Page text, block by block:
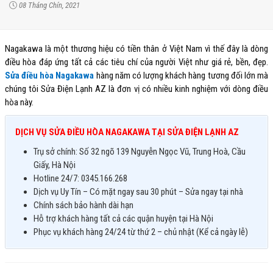
08 Tháng Chín, 2021
Nagakawa là một thương hiệu có tiền thân ở Việt Nam vì thế đây là dòng
điều hòa đáp ứng tất cả các tiêu chí của người Việt như giá rẻ, bền, đẹp.
Sửa điều hòa Nagakawa hàng năm có lượng khách hàng tương đối lớn mà
chúng tôi Sửa Điện Lạnh AZ là đơn vị có nhiều kinh nghiệm với dòng điều
hòa này.
DỊCH VỤ SỬA ĐIỀU HÒA NAGAKAWA TẠI SỬA ĐIỆN LẠNH AZ
Trụ sở chính: Số 32 ngõ 139 Nguyễn Ngọc Vũ, Trung Hoà, Cầu
Giấy, Hà Nội
Hotline 24/7: 0345.166.268
Dịch vụ Uy Tín – Có mặt ngay sau 30 phút – Sửa ngay tại nhà
Chính sách bảo hành dài hạn
Hỗ trợ khách hàng tất cả các quận huyện tại Hà Nội
Phục vụ khách hàng 24/24 từ thứ 2 – chủ nhật (Kể cả ngày lễ)